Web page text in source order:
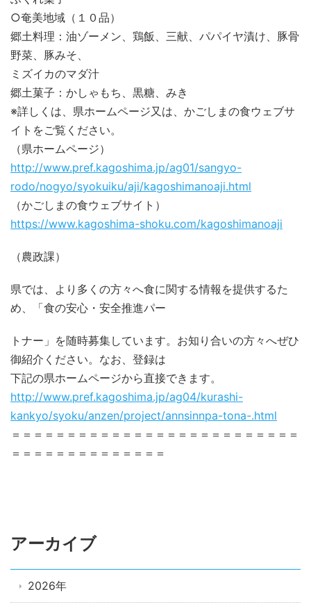
○奄美地域（１０品）
郷土料理：油ゾーメン、鶏飯、三献、パパイヤ漬け、豚骨
野菜、豚みそ、
ミズイカのマダ汁
郷土菓子：かしゃもち、黒糖、みき
※詳しくは、県ホームページ又は、かごしまの食ウェブサ
イトをご覧ください。
（県ホームページ）
http://www.pref.kagoshima.jp/ag01/sangyo-
rodo/nogyo/syokuiku/aji/kagoshimanoaji.html
（かごしまの食ウェブサイト）
https://www.kagoshima-shoku.com/kagoshimanoaji
（農政課）
県では、より多くの方々へ食に関する情報を提供するた
め、「食の安心・安全推進パー
トナー」を随時募集しています。お知り合いの方々へぜひ
御紹介ください。なお、登録は
下記の県ホームページから直接できます。
http://www.pref.kagoshima.jp/ag04/kurashi-
kankyo/syoku/anzen/project/annsinnpa-tona-.html
＝＝＝＝＝＝＝＝＝＝＝＝＝＝＝＝＝＝＝＝＝＝＝＝＝＝
＝＝＝＝＝＝＝＝＝＝＝＝＝＝
アーカイブ
2026年